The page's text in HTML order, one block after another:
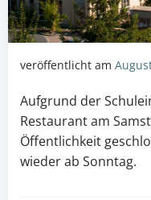
veröffentlicht am
Aufgrund der
Restaurant am
Öffentlichkeit
wieder ab Sonntag.